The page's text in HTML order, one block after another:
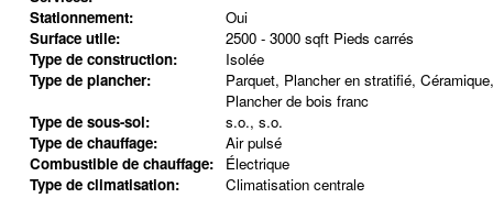
Stationnement:
Oui
Surface utile:
2500 - 3000 sqft Pieds carrés
Type de construction:
Isolée
Type de plancher:
Parquet, Plancher en stratifié, Céramique,
Plancher de bois franc
Type de sous-sol:
s.o., s.o.
Type de chauffage:
Air pulsé
Combustible de chauffage:
Électrique
Type de climatisation:
Climatisation centrale